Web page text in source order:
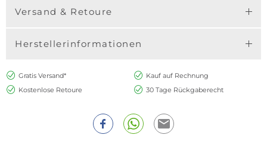
Versand & Retoure
Herstellerinformationen
Gratis Versand*
Kauf auf Rechnung
Kostenlose Retoure
30 Tage Rückgaberecht